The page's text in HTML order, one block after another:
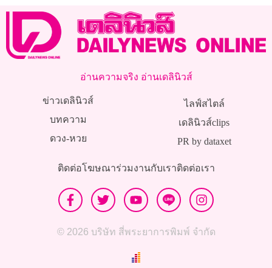
อ่านความจริง อ่านเดลินิวส์
ข่าวเดลินิวส์
บทความ
ดวง-หวย
ไลฟ์สไตล์
เดลินิวส์clips
PR by dataxet
ติดต่อโฆษณาร่วมงานกับเราติดต่อเรา
© 2026 บริษัท สี่พระยาการพิมพ์ จำกัด